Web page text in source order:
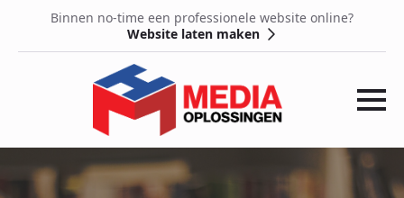
Binnen no-time een professionele website online?
Website laten maken